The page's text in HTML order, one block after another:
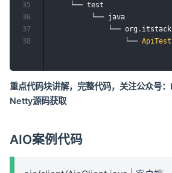
    └── test
         └── java
             └── org
. itstack
                 └──
ApiTest
35
36
37
38
重点代码块讲解，完整代码，关注公众号
Netty源码获取
AIO案例代码